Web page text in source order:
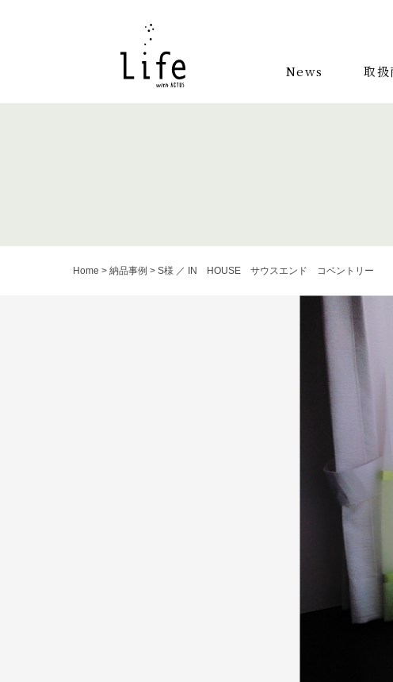
News 取扱
Home > 納品事例 > S様 ／ IN HOUSE サウスエンド コベントリー